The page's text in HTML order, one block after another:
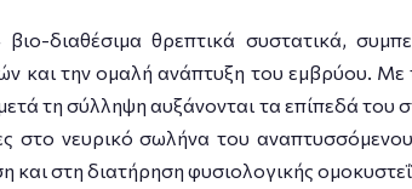
διαθέσιμα θρεπτικά συστατικά,
και την ομαλή ανάπτυξη του εμβρύου.
τη σύλληψη αυξάνονται τα επίπεδά
στο νευρικό σωλήνα του
και στη διατήρηση φυσιολογικής